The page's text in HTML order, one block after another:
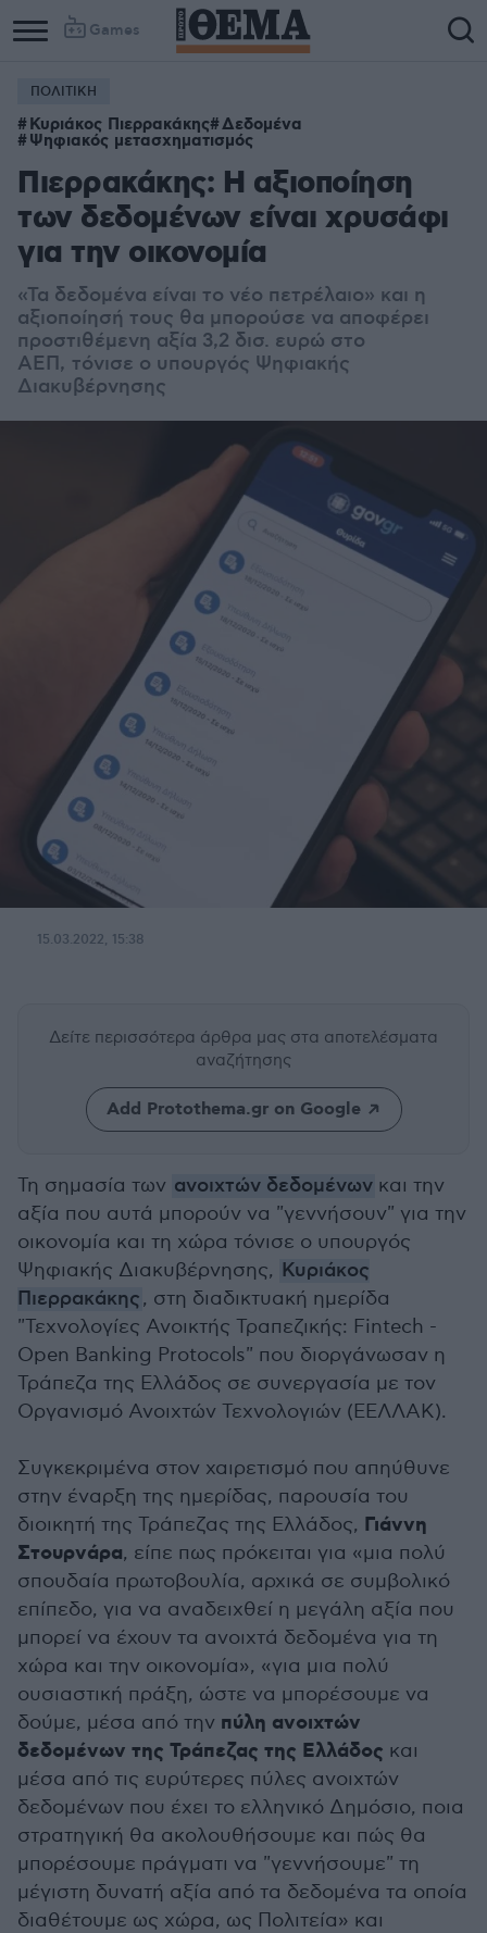
Games
ΠΟΛΙΤΙΚΗ
Κυριάκος Πιερρακάκης Δεδομένα
Ψηφιακός μετασχηματισμός
Πιερρακάκης: Η αξιοποίηση
των δεδομένων είναι χρυσάφι
για την οικονομία
«Τα δεδομένα είναι το νέο πετρέλαιο» και η
αξιοποίησή τους θα μπορούσε να αποφέρει
προστιθέμενη αξία 3,2 δισ. ευρώ στο
ΑΕΠ, τόνισε ο υπουργός Ψηφιακής
Διακυβέρνησης
15.03.2022, 15:38
Δείτε περισσότερα άρθρα μας στα αποτελέσματα
αναζήτησης
Add Protothema.gr on Google
Τη σημασία των ανοιχτών δεδομένων και την
αξία που αυτά μπορούν να "γεννήσουν" για την
οικονομία και τη χώρα τόνισε ο υπουργός
Ψηφιακής Διακυβέρνησης, Κυριάκος
Πιερρακάκης, στη διαδικτυακή ημερίδα
"Τεχνολογίες Ανοικτής Τραπεζικής: Fintech -
Open Banking Protocols" που διοργάνωσαν η
Τράπεζα της Ελλάδος σε συνεργασία με τον
Οργανισμό Ανοιχτών Τεχνολογιών (ΕΕΛΛΑΚ).
Συγκεκριμένα στον χαιρετισμό που απηύθυνε
στην έναρξη της ημερίδας, παρουσία του
διοικητή της Τράπεζας της Ελλάδος, Γιάννη
Στουρνάρα, είπε πως πρόκειται για «μια πολύ
σπουδαία πρωτοβουλία, αρχικά σε συμβολικό
επίπεδο, για να αναδειχθεί η μεγάλη αξία που
μπορεί να έχουν τα ανοιχτά δεδομένα για τη
χώρα και την οικονομία», «για μια πολύ
ουσιαστική πράξη, ώστε να μπορέσουμε να
δούμε, μέσα από την πύλη ανοιχτών
δεδομένων της Τράπεζας της Ελλάδος και
μέσα από τις ευρύτερες πύλες ανοιχτών
δεδομένων που έχει το ελληνικό Δημόσιο, ποια
στρατηγική θα ακολουθήσουμε και πώς θα
μπορέσουμε πράγματι να "γεννήσουμε" τη
μέγιστη δυνατή αξία από τα δεδομένα τα οποία
διαθέτουμε ως χώρα, ως Πολιτεία» και